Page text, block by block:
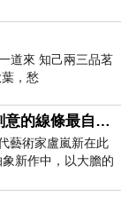
出國基
道來 知己兩三品茗
，愁
當代藝術家盧嵐新：不刻意的線條最自由，讓色彩流動、筆觸自己說話
藝術家盧嵐新在此
新作中，以大膽的
印與流淌